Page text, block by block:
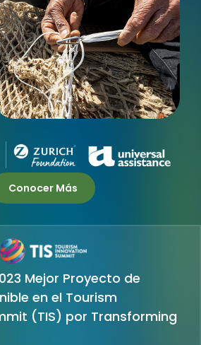
Conocer Más
Mejor Proyecto de
en el Tourism
(TIS) por Transforming